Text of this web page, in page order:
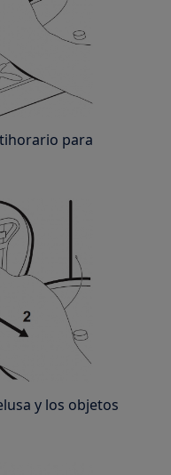
para
y los objetos